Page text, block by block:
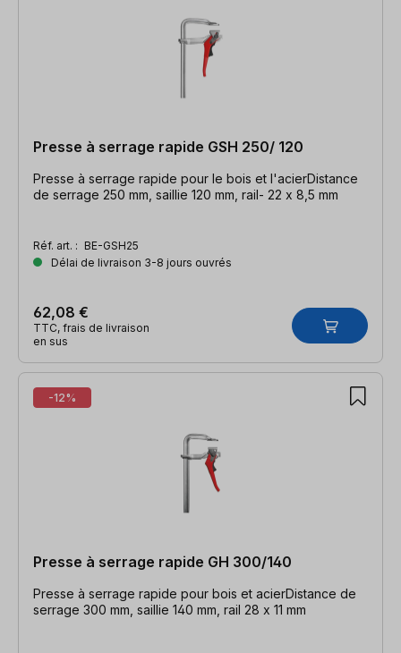
Presse à serrage rapide GSH 250/ 120
Presse à serrage rapide pour le bois et l'acierDistance
de serrage 250 mm, saillie 120 mm, rail- 22 x 8,5 mm
Réf. art. : BE-GSH25
Délai de livraison 3-8 jours ouvrés
62,08 €
TTC, frais de livraison
en sus
-12%
Presse à serrage rapide GH 300/140
Presse à serrage rapide pour bois et acierDistance de
serrage 300 mm, saillie 140 mm, rail 28 x 11 mm